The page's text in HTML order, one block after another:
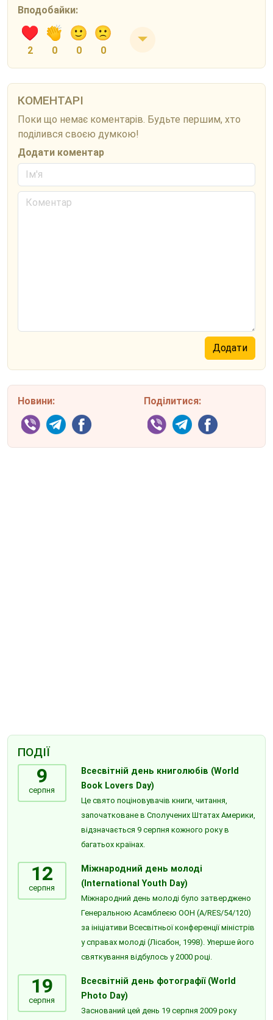
Вподобайки:
2 0 0 0
КОМЕНТАРІ
Поки що немає коментарів. Будьте першим, хто
поділився своєю думкою!
Додати коментар
Новини: Поділитися:
ПОДІЇ
9
серпня
Всесвітній день книголюбів (World
Book Lovers Day)
Це свято поціновувачів книги, читання,
започатковане в Сполучених Штатах Америки,
відзначається 9 серпня кожного року в
багатьох країнах.
12
серпня
Міжнародний день молоді
(International Youth Day)
Міжнародний день молоді було затверджено
Генеральною Асамблеєю ООН (A/RES/54/120)
за ініціативи Всесвітньої конференції міністрів
у справах молоді (Лісабон, 1998). Уперше його
святкування відбулось у 2000 році.
19
серпня
Всесвітній день фотографії (World
Photo Day)
Заснований цей день 19 серпня 2009 року